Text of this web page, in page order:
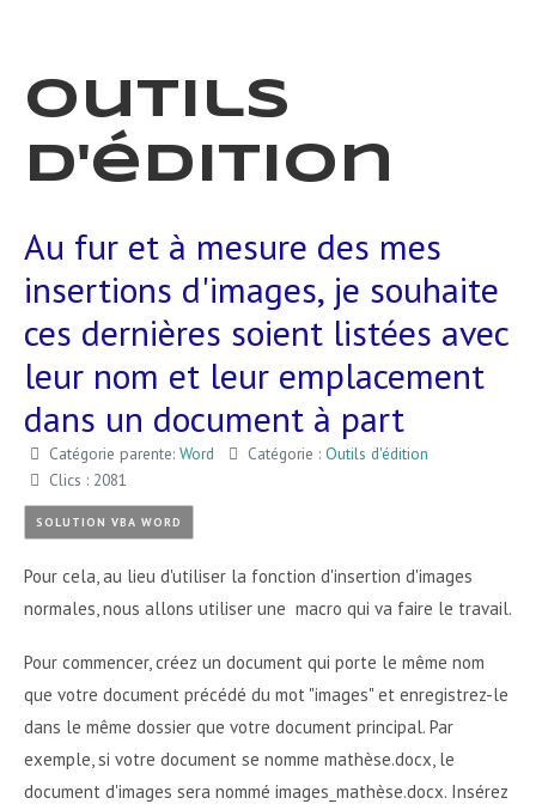
Outils
d'édition
Au fur et à mesure des mes
insertions d'images, je souhaite
ces dernières soient listées avec
leur nom et leur emplacement
dans un document à part
Catégorie parente: Word Catégorie : Outils d'édition
Clics : 2081
SOLUTION VBA WORD
Pour cela, au lieu d'utiliser la fonction d'insertion d'images
normales, nous allons utiliser une macro qui va faire le travail.
Pour commencer, créez un document qui porte le même nom
que votre document précédé du mot "images" et enregistrez-le
dans le même dossier que votre document principal. Par
exemple, si votre document se nomme mathèse.docx, le
document d'images sera nommé images_mathèse.docx. Insérez